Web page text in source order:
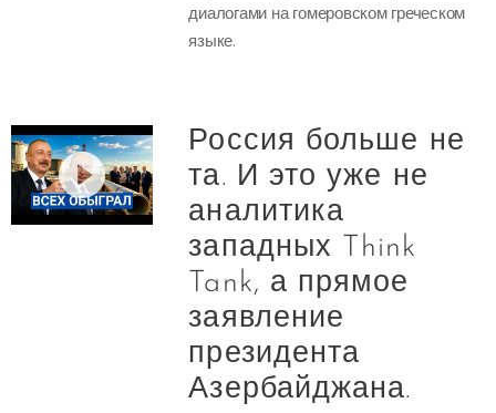
диалогами на гомеровском греческом
языке.
Россия больше не
та. И это уже не
аналитика
западных Think
Tank, а прямое
заявление
президента
Азербайджана.